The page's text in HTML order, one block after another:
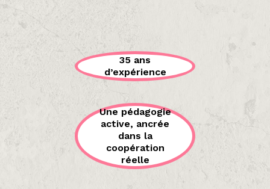
35 ans
d’expérience
Une pédagogie
active, ancrée
dans la
coopération
réelle